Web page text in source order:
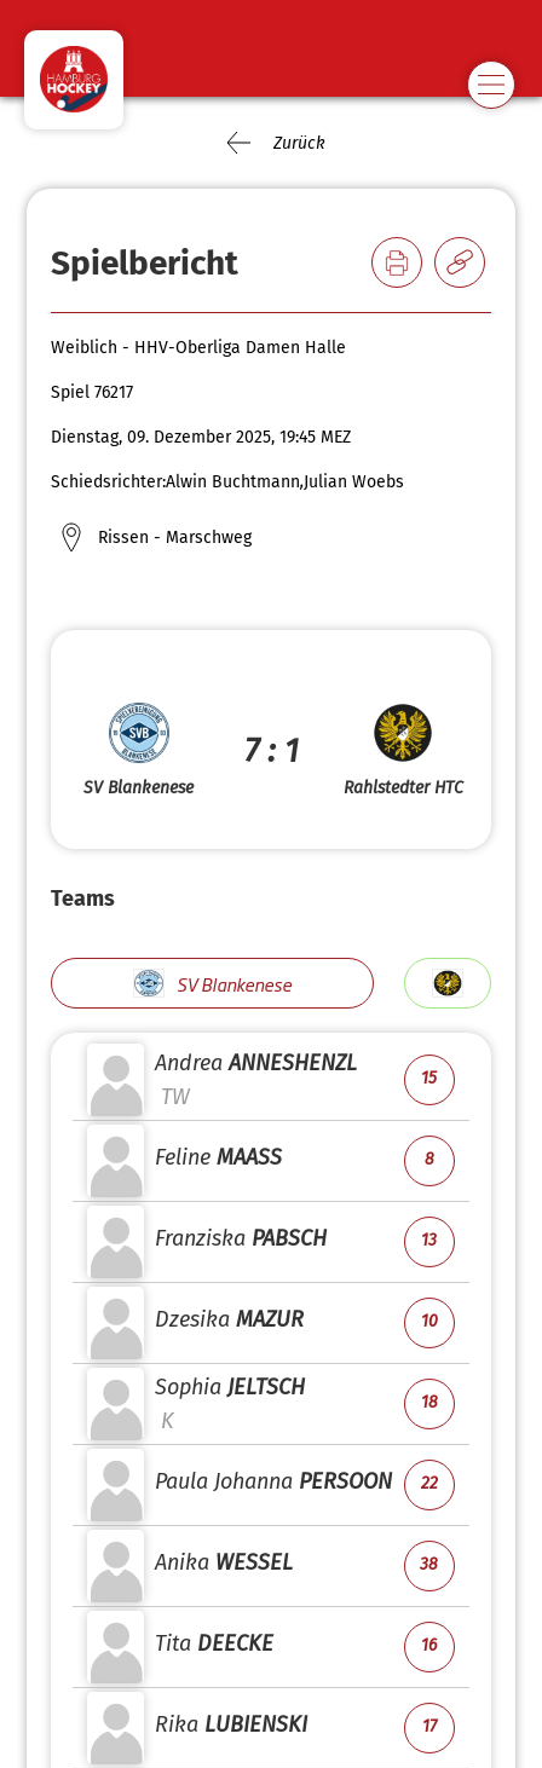
Zurück
Spielbericht
Weiblich - HHV-Oberliga Damen Halle
Spiel 76217
Dienstag, 09. Dezember 2025, 19:45 MEZ
Schiedsrichter:Alwin Buchtmann,Julian Woebs
Rissen - Marschweg
SV Blankenese
7 : 1
Rahlstedter HTC
Teams
SV Blankenese
Andrea ANNESHENZL
TW
15
Feline MAASS 8
Franziska PABSCH 13
Dzesika MAZUR 10
Sophia JELTSCH
K
18
Paula Johanna PERSOON 22
Anika WESSEL 38
Tita DEECKE 16
Rika LUBIENSKI 17